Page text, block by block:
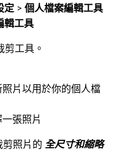
定 > 個人檔案編輯工具
輯工具
工具。
片以用於你的個人檔
張照片
照片的 全尺寸和縮略